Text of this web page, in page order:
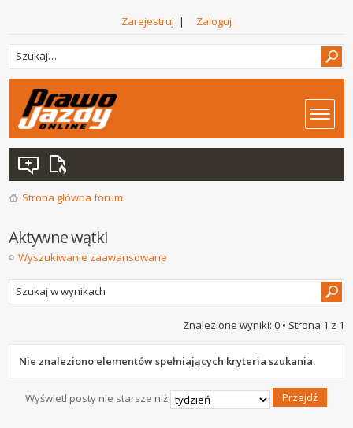
Zarejestruj | Zaloguj
Strona główna forum
Aktywne wątki
Wyszukiwanie zaawansowane
Znalezione wyniki: 0 • Strona 1 z 1
Nie znaleziono elementów spełniających kryteria szukania.
Wyświetl posty nie starsze niż